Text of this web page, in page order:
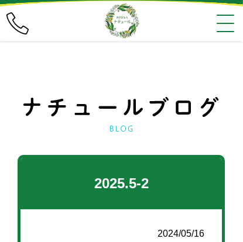
2025.5-2
2024/05/16